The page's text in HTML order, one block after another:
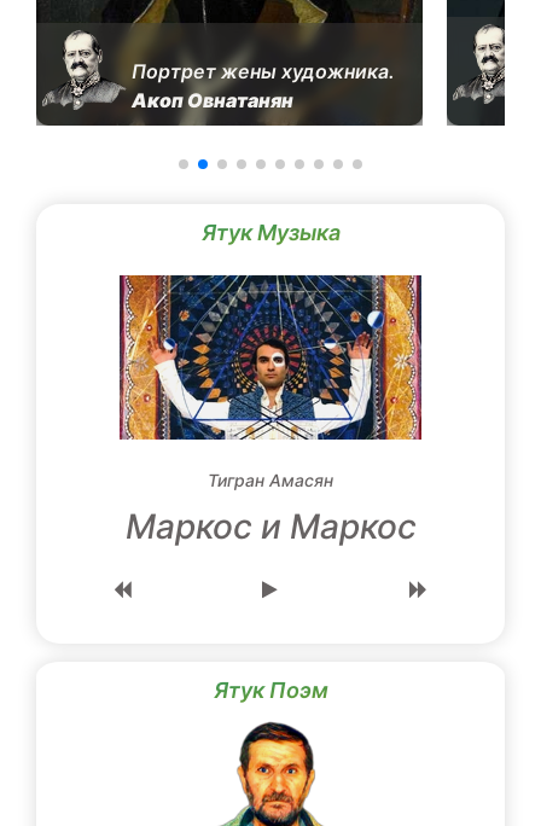
Портрет жены художника.
Акоп Овнатанян
Ятук Музыка
Тигран Амасян
Маркос и Маркос
Ятук Поэм